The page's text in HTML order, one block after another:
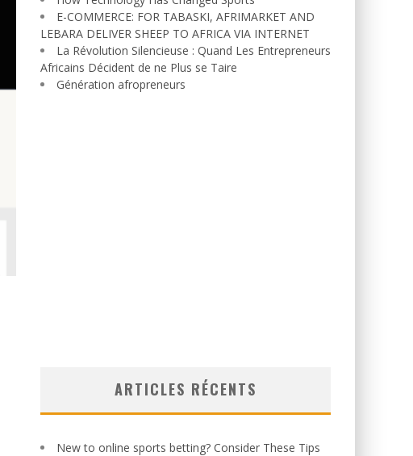
E-COMMERCE: FOR TABASKI, AFRIMARKET AND
LEBARA DELIVER SHEEP TO AFRICA VIA INTERNET
La Révolution Silencieuse : Quand Les Entrepreneurs
Africains Décident de ne Plus se Taire
Génération afropreneurs
ARTICLES RÉCENTS
New to online sports betting? Consider These Tips